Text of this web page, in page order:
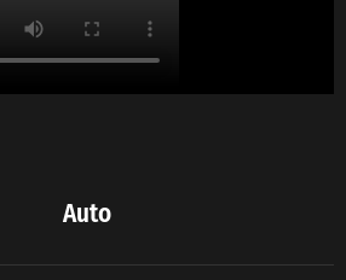
Auto